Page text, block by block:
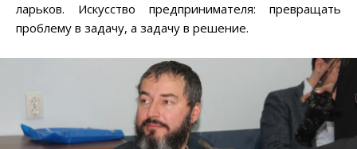
ларьков. Искусство предпринимателя: превращать
проблему в задачу, а задачу в решение.